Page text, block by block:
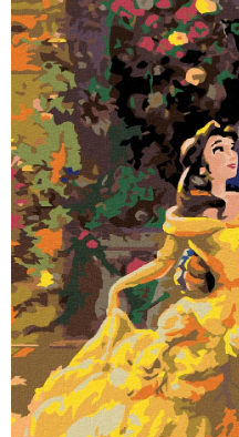
na
5
gwiazdek.